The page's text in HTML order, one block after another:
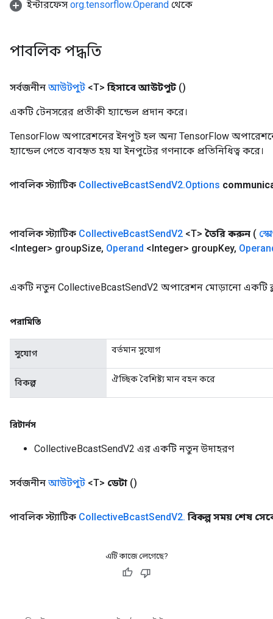
ইন্টারফেস org.tensorflow.Operand থেকে
পাবলিক পদ্ধতি
সর্বজনীন আউটপুট <T> হিসাবে আউটপুট ()
একটি টেনসরের প্রতীকী হ্যান্ডেল প্রদান করে।
TensorFlow অপারেশনের ইনপুট হল অন্য TensorFlow
হ্যান্ডেল পেতে ব্যবহৃত হয় যা ইনপুটের গণনাকে প্রতিনিধিত্ব করে।
পাবলিক স্ট্যাটিক CollectiveBcastSendV2.Options
পাবলিক স্ট্যাটিক CollectiveBcastSendV2 <T> তৈরি করুন (
<Integer> groupSize, Operand <Integer> groupKey,
একটি নতুন CollectiveBcastSendV2 অপারেশন মোড়ানো একটি
পরামিতি
সুযোগ বর্তমান সুযোগ
বিকল্প ঐচ্ছিক বৈশিষ্ট্য মান বহন করে
রিটার্নস
CollectiveBcastSendV2 এর একটি নতুন উদাহরণ
সর্বজনীন আউটপুট <T> ডেটা ()
পাবলিক স্ট্যাটিক CollectiveBcastSendV2. বিকল্প সময় শেষ
এটি কাজে লেগেছে?